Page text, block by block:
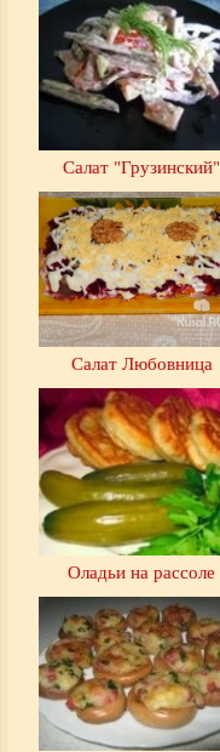
Салат "Грузинский"
Салат Любовница
Оладьи на рассоле